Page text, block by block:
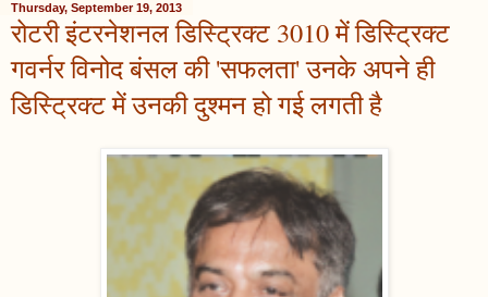
Thursday, September 19, 2013
रोटरी इंटरनेशनल डिस्ट्रिक्ट 3010 में डिस्ट्रिक्ट
गवर्नर विनोद बंसल की 'सफलता' उनके अपने ही
डिस्ट्रिक्ट में उनकी दुश्मन हो गई लगती है